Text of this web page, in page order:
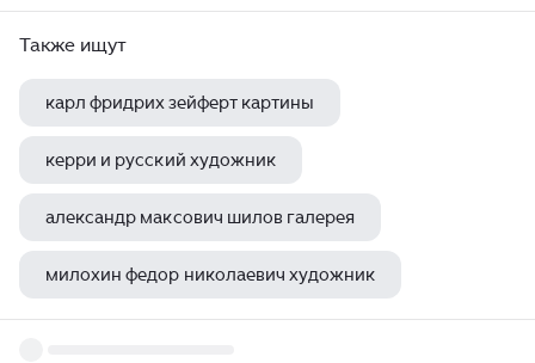
Также ищут
карл фридрих зейферт картины
керри и русский художник
александр максович шилов галерея
милохин федор николаевич художник